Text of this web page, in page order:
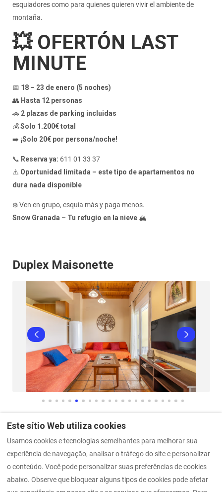
esquiadores como para quienes quieren vivir el ambiente de
montaña.
💥 OFERTÓN LAST
MINUTE
📅 18 – 23 de enero (5 noches)
👥 Hasta 12 personas
🚗 2 plazas de parking incluidas
💰Solo 1.200€ total
➡️ ¡Solo 20€ por persona/noche!
📞 Reserva ya: 611 01 33 37
⚠️ Oportunidad limitada – este tipo de apartamentos no
dura nada disponible
❄️ Ven en grupo, esquía más y paga menos.
Snow Granada – Tu refugio en la nieve🏔️
Duplex Maisonette
Outros apartamentos
Apartamento Zona Media
Este sítio Web utiliza cookies
Usamos cookies e tecnologias semelhantes para melhorar sua
experiência de navegação, analisar o tráfego do site e personalizar
o conteúdo. Você pode personalizar suas preferências de cookies
abaixo. Observe que bloquear alguns tipos de cookies pode afetar